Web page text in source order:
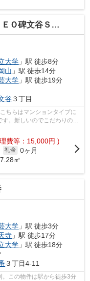
文谷Ｓｏｕｔｈ
大学 」駅 徒歩8分
山 」駅 徒歩14分
大学 」駅 徒歩19分
谷３丁目
ちらはマンションタイプに
。新しいのでこだわりの多
費等：15,000円 )
礼金 0ヶ月
㎡
大学 」駅 徒歩3分
寺 」駅 徒歩17分
大学 」駅 徒歩18分
３丁目4-11
この物件は駅から徒歩3分